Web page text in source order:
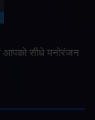
आपको सीधे मनोरंजन